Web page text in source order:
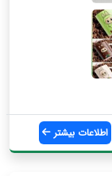
اطلاعات بیشتر